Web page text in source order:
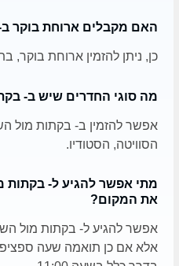
האם מקבלים ארוחת בוקר
כן, ניתן להזמין ארוחת בוקר,
מה סוגי החדרים שיש ב-
אפשר להזמין ב- בקתות מול
הסוויטה, הסטודיו.
מתי אפשר להגיע ל- בקתות
את המקום?
אלא אם כן תואמה שעה